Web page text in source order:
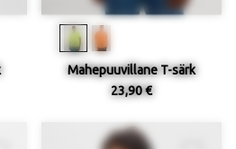
Mahepuuvillane T-särk
23,90 €